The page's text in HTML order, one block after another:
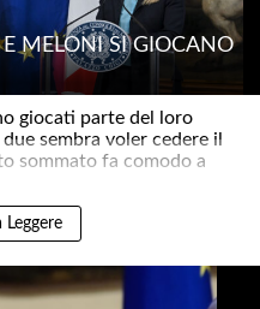
MELONI SI GIOCANO
giocati parte del loro
sembra voler cedere il
sommato fa comodo a